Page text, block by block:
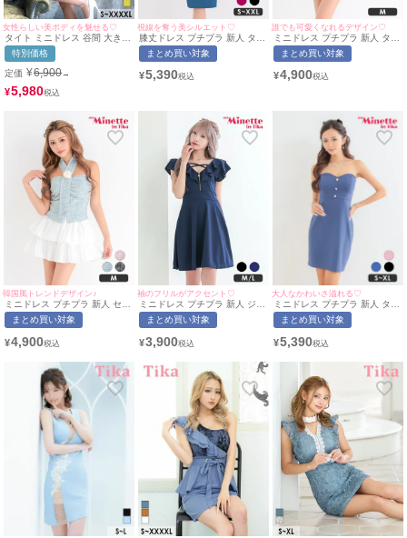
女性らしい美ボディを魅せる♡
タイト ミニドレス 谷間 大きい
サイズ ストレッチ ノースリー
ブ ショルダーリボン ワッフル
フェイクポケット パールボタ
ン ワンカラー キャバドレス
(重川茉弥着用)[Tika/ティカ]
特別価格
定価 ¥6,900→
¥5,980
視線を奪う美シルエット♡
膝丈ドレス プチプラ 新人 タイ
ト セクシー ラウンジ ノースリ
ーブ 胸元隠し ウエストカット
キャバドレス (きぃぃりぷ着
まとめ買い対象
¥5,390
誰でも可愛くなれるデザイン♡
ミニドレス プチプラ 新人 タイ
ト ツイード 韓国ドレス ベアト
ップ 低身長 リボン 青 キャバ
| myMinette/マイミネット
まとめ買い対象
¥4,900
韓国風トレンドデザイン♪
ミニドレス プチプラ 新人 セッ
トアップ ツイード フレア 韓国
ドレス ベアトップ 低身長 胸元
ス Luvique (あん着用/Mサイズ
まとめ買い対象
¥4,900
袖のフリルがアクセント♡
ミニドレス プチプラ 新人 ジッ
プ ワンピース セクシー 半袖
低身長 谷間 スナック パール
ス (ひなたまる着用/M~Lサイズ
ト
まとめ買い対象
¥3,900
大人なかわいさ溢れる♡
ミニドレス プチプラ 新人 タイ
ト ベアトップ セクシー ラウン
ジ 低身長 谷間 パールボタン
ラー 青 キャバドレス (れいた
myMinette/マイミネット
まとめ買い対象
¥5,390